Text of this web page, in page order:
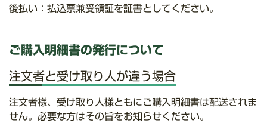
後払い：払込票兼受領証を証書としてください。
ご購入明細書の発行について
注文者と受け取り人が違う場合
注文者様、受け取り人様ともにご購入明細書は配送されま
せん。必要な方はその旨をお知らせください。